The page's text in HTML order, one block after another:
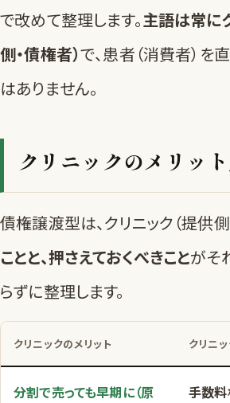
で改めて整理します。主語は常に
側・債権者）で、患者（消費者）
はありません。
クリニックのメリッ
債権譲渡型は、クリニック（提供側
ことと、押さえておくべきことがそ
らずに整理します。
クリニックのメリット クリニ
分割で売っても早期に（原
手数料